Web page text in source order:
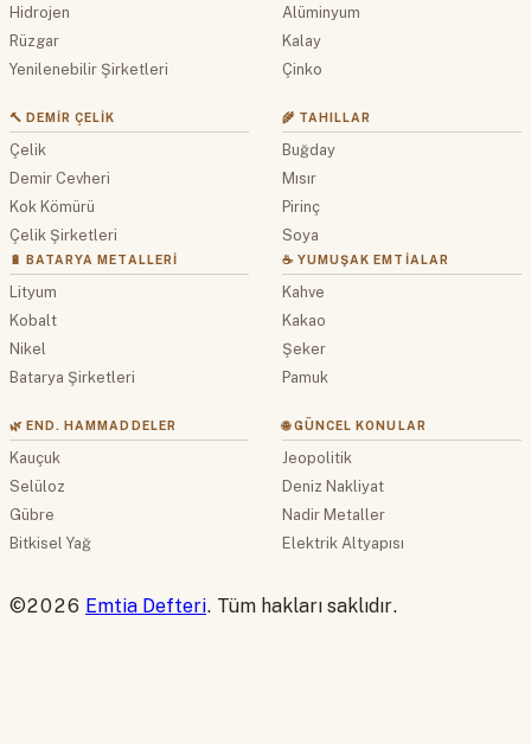
Hidrojen
Rüzgar
Yenilenebilir Şirketleri
Alüminyum
Kalay
Çinko
🔨 DEMIR ÇELIK
Çelik
Demir Cevheri
Kok Kömürü
Çelik Şirketleri
🔋 BATARYA METALLERI
Lityum
Kobalt
Nikel
Batarya Şirketleri
🌾 TAHILLAR
Buğday
Mısır
Pirinç
Soya
☕ YUMUŞAK EMTIALAR
Kahve
Kakao
Şeker
Pamuk
🌿 END. HAMMADDELER
Kauçuk
Selüloz
Gübre
Bitkisel Yağ
🌐 GÜNCEL KONULAR
Jeopolitik
Deniz Nakliyat
Nadir Metaller
Elektrik Altyapısı
©2026 Emtia Defteri. Tüm hakları saklıdır.